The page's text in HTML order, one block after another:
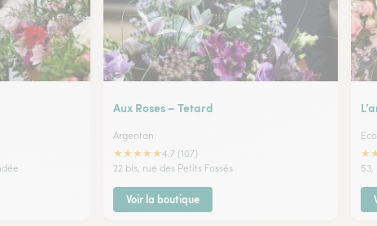
Aux Roses – Tetard
Argentan
★★★★★4.7 (107)
22 bis, rue des Petits Fossés
Voir la boutique
★
53,